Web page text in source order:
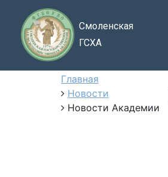
Смоленская
ГСХА
Главная
Новости
Новости Академии